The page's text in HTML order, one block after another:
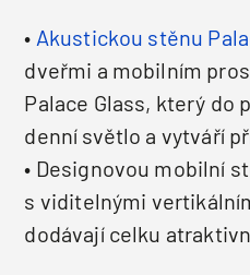
• Akustickou stěnu
dveřmi a mobilním
Palace Glass, který do
denní světlo a vytváří
• Designovou mobilní
s viditelnými
dodávají celku